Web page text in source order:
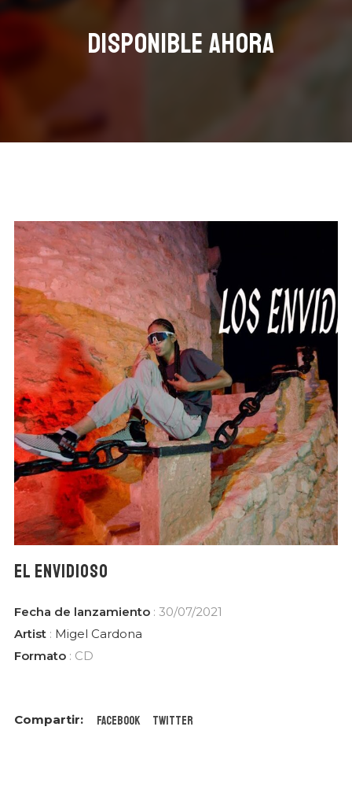
DISPONIBLE AHORA
EL ENVIDIOSO
Fecha de lanzamiento: 30/07/2021
Artist: Migel Cardona
Formato: CD
Facebook Twitter